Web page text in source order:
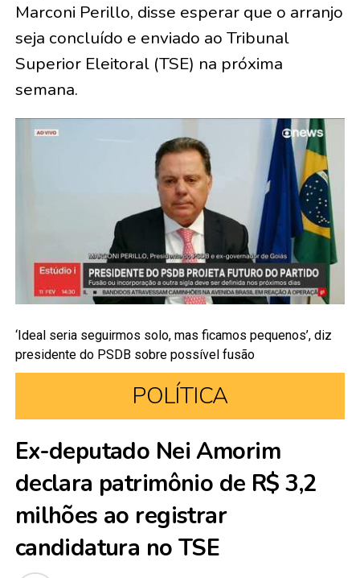
Marconi Perillo, disse esperar que o arranjo
seja concluído e enviado ao Tribunal
Superior Eleitoral (TSE) na próxima
semana.
‘Ideal seria seguirmos solo, mas ficamos pequenos’, diz
presidente do PSDB sobre possível fusão
POLÍTICA
Ex-deputado Nei Amorim
declara patrimônio de R$ 3,2
milhões ao registrar
candidatura no TSE